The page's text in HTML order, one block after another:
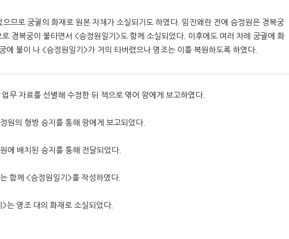
므로 궁궐의 화재로 원본 자체가 소실되기도 하였다. 임진왜란 전에 승정원은 경복궁
경복궁이 불타면서 <승정원일기>도 함께 소실되었다. 이후에도 여러 차례 궁궐에 화
에 불이 나 <승정원일기>가 거의 타버렸으나 영조는 이를 복원하도록 하였다.
무 자료를 선별해 수정한 뒤 책으로 엮어 왕에게 보고하였다.
원의 형방 승지를 통해 왕에게 보고되었다.
에 배치된 승지를 통해 전달되었다.
함께 <승정원일기>를 작성하였다.
는 영조 대의 화재로 소실되었다.